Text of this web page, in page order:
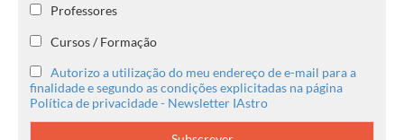
Professores
Cursos / Formação
Autorizo a utilização do meu endereço de e-mail para a
finalidade e segundo as condições explicitadas na página
Política de privacidade - Newsletter IAstro